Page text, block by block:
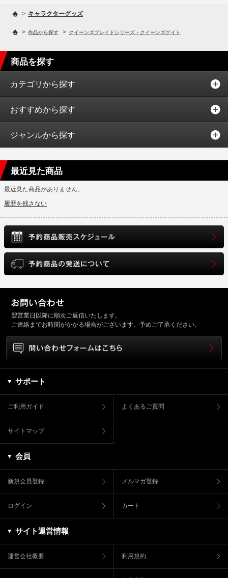
> キャラクターグッズ
> 作品から探す > クイーンズブレイドシリーズ・クイーンズゲイト
商品を探す
カテゴリから探す
おすすめから探す
ジャンルから探す
最近見た商品
最近見た商品がありません。
履歴を残さない
翌営業日以降に順次ご返信いたします。
ご連絡までお時間がかかる場合がございます。予めご了承ください。
サポート
ご利用ガイド よくあるご質問
サイトマップ
会員
新規会員登録 メルマガ登録
ログイン カート
サイト運営情報
運営会社概要 利用規約